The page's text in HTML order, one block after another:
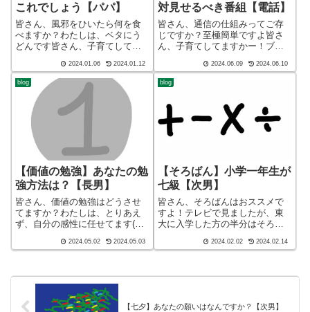
これでしょう【パパ】
皆さん、風邪をひいたら何を食
べますか？わたしは、ベタにう
どんです皆さん、子育てしてま
ージョン（blog short ver）こん
ばんわ、迷答座布団ブログの運
営をしている ざぶ
(@meitou_zabuton)です...
2024.01.06 2024.01.12
対見せるべき番組【電話】
皆さん、通信の仕組みってご存
じですか？至極簡単ですよ皆さ
ん、子育てしてますかー！ブロ
short ver）こんばんわ、迷答座
布団ブログの運営をしているざ
ぶ(@meitou_zabuton)です。わた
しは40...
2024.06.09 2024.06.10
blog
【価値の勉強】あなたの勉
強方法は？【長男】
皆さん、価値の勉強はどうさせ
てますか？わたしは、とりあえ
ず、自分の感性に任せてます(笑)
ブログ ショート バージョン
いるざぶ(@meitou...
2024.05.02 2024.05.03
blog
【そろばん】小学一年生が
七級【次男】
皆さん、そろばんはおススメで
すよ！テレビで見ましたが、東
大に入学した方の半分はそろば
皆さん、子育てしてますかー！
迷答座布団ブログの運営をし
2024.02.02 2024.02.14
【七夕】あなたの願いはなんですか？【次男】